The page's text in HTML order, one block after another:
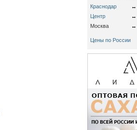
Краснодар
↔
Центр
↔
Москва
↔
Цены по России